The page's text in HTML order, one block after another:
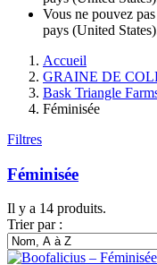
Vous ne pouvez
pays (United
Accueil
GRAINE DE
Bask Triangle
Féminisée
Filtres
Féminisée
Il y a 14 produits.
Trier par :